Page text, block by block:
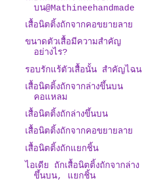
บน@Mathineehandmade
เสื้อนิตติ้งถักจากคอขยายลาย
ขนาดตัวเสื้อมีความสำคัญ
อย่างไร?
รอบรักแร้ตัวเสื้อนั้น สำคัญไฉน
เสื้อนิตติ้งถักจากล่างขึ้นบน
คอแหลม
เสื้อนิตติ้งถักล่างขึ้นบน
เสื้อนิตติ้งถักจากคอขยายลาย
เสื้อนิตติ้งถักแยกชิ้น
ไอเดีย ถักเสื้อนิตติ้งถักจากล่าง
ขึ้นบน, แยกชิ้น